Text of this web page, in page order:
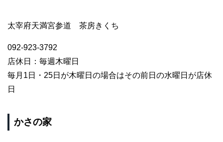
太宰府天満宮参道 茶房きくち
092-923-3792
店休日：毎週木曜日
毎月1日・25日が木曜日の場合はその前日の水曜日が店休
日
かさの家